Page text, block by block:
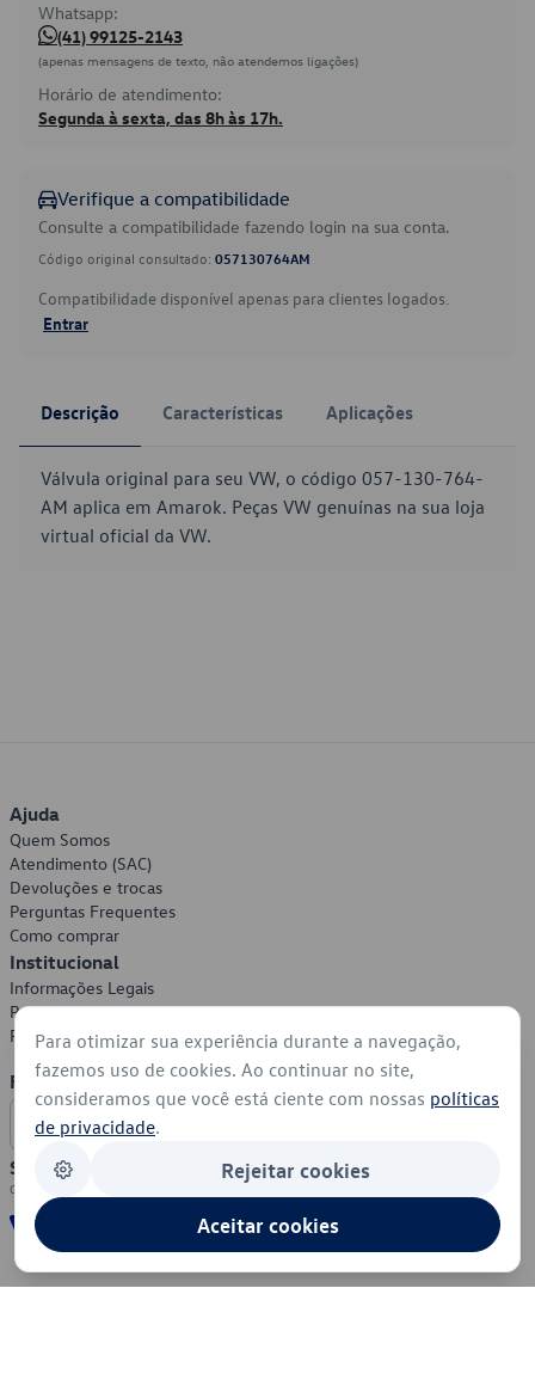
Whatsapp:
(41) 99125-2143
(apenas mensagens de texto, não atendemos ligações)
Horário de atendimento:
Segunda à sexta, das 8h às 17h.
Verifique a compatibilidade
Consulte a compatibilidade fazendo login na sua conta.
Código original consultado: 057130764AM
Compatibilidade disponível apenas para clientes logados.
Entrar
Descrição Características Aplicações
Válvula original para seu VW, o código 057-130-764-
AM aplica em Amarok. Peças VW genuínas na sua loja
virtual oficial da VW.
Ajuda
Quem Somos
Atendimento (SAC)
Devoluções e trocas
Perguntas Frequentes
Como comprar
Institucional
Informações Legais
Política de Privacidade
Política de Cookies
Formas de Pagamento
Segurança
Para otimizar sua experiência durante a navegação,
fazemos uso de cookies. Ao continuar no site,
consideramos que você está ciente com nossas políticas
de privacidade.
Rejeitar cookies
Aceitar cookies